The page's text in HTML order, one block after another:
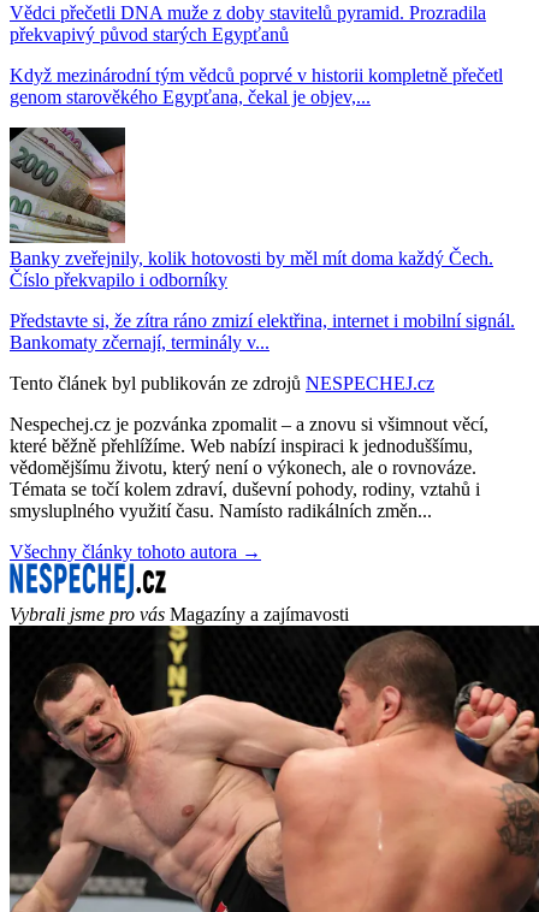
Vědci přečetli DNA muže z doby stavitelů pyramid. Prozradila
překvapivý původ starých Egypťanů
Když mezinárodní tým vědců poprvé v historii kompletně přečetl
genom starověkého Egypťana, čekal je objev,...
Banky zveřejnily, kolik hotovosti by měl mít doma každý Čech.
Číslo překvapilo i odborníky
Představte si, že zítra ráno zmizí elektřina, internet i mobilní signál.
Bankomaty zčernají, terminály v...
Tento článek byl publikován ze zdrojů NESPECHEJ.cz
Nespechej.cz je pozvánka zpomalit – a znovu si všimnout věcí,
které běžně přehlížíme. Web nabízí inspiraci k jednoduššímu,
vědomějšímu životu, který není o výkonech, ale o rovnováze.
Témata se točí kolem zdraví, duševní pohody, rodiny, vztahů i
smysluplného využití času. Namísto radikálních změn...
Všechny články tohoto autora →
Vybrali jsme pro vás Magazíny a zajímavosti